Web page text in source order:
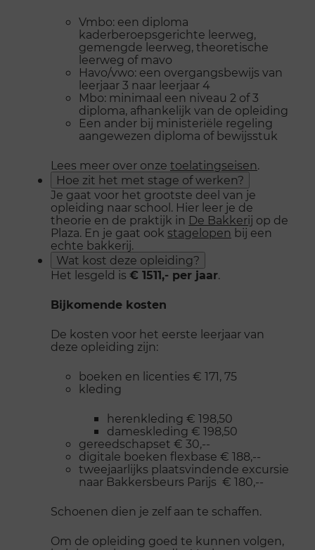
Vmbo: een diploma
kaderberoepsgerichte leerweg,
gemengde leerweg, theoretische
leerweg of mavo
Havo/vwo: een overgangsbewijs van
leerjaar 3 naar leerjaar 4
Mbo: minimaal een niveau 2 of 3
diploma, afhankelijk van de opleiding
Een ander bij ministeriële regeling
aangewezen diploma of bewijsstuk
Lees meer over onze toelatingseisen.
Hoe zit het met stage of werken?
Je gaat voor het grootste deel van je
opleiding naar school. Hier leer je de
theorie en de praktijk in De Bakkerij op de
Plaza. En je gaat ook stagelopen bij een
echte bakkerij.
Wat kost deze opleiding?
Het lesgeld is € 1511,- per jaar.
Bijkomende kosten
De kosten voor het eerste leerjaar van
deze opleiding zijn:
boeken en licenties € 171, 75
kleding
herenkleding € 198,50
dameskleding € 198,50
gereedschapset € 30,--
digitale boeken flexbase € 188,--
tweejaarlijks plaatsvindende excursie
naar Bakkersbeurs Parijs € 180,--
Schoenen dien je zelf aan te schaffen.
Om de opleiding goed te kunnen volgen,